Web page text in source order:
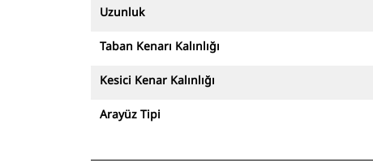
Uzunluk
Taban Kenarı Kalınlığı
Kesici Kenar Kalınlığı
Arayüz Tipi